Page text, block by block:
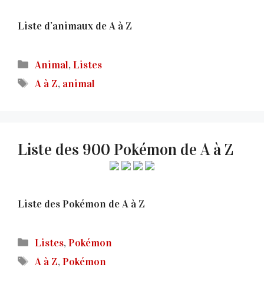
Liste d’animaux de A à Z
Catégories
Animal,Listes
Étiquettes
A à Z, animal
Liste des 900 Pokémon de A à Z
Liste des Pokémon de A à Z
Catégories
Listes,Pokémon
Étiquettes
A à Z,Pokémon